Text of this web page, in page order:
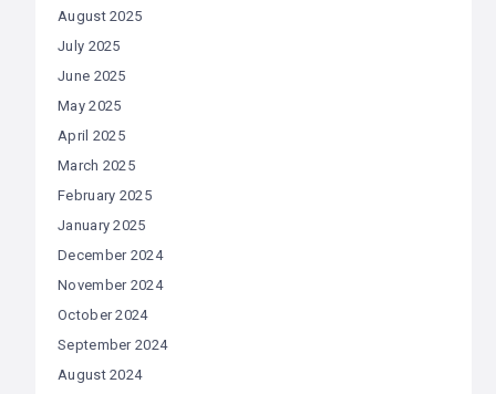
August 2025
July 2025
June 2025
May 2025
April 2025
March 2025
February 2025
January 2025
December 2024
November 2024
October 2024
September 2024
August 2024